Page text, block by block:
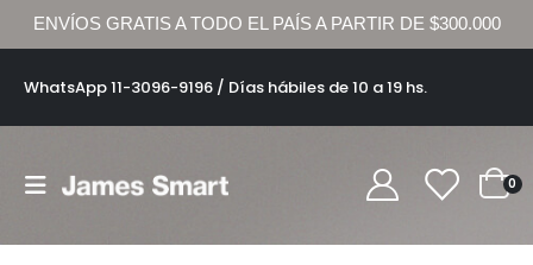
ENVÍOS GRATIS A TODO EL PAÍS A PARTIR DE $300.000
WhatsApp 11-3096-9196 / Días hábiles de 10 a 19 hs.
0